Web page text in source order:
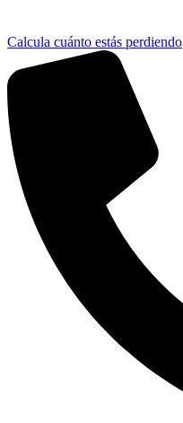
Calcula cuánto estás perdiendo